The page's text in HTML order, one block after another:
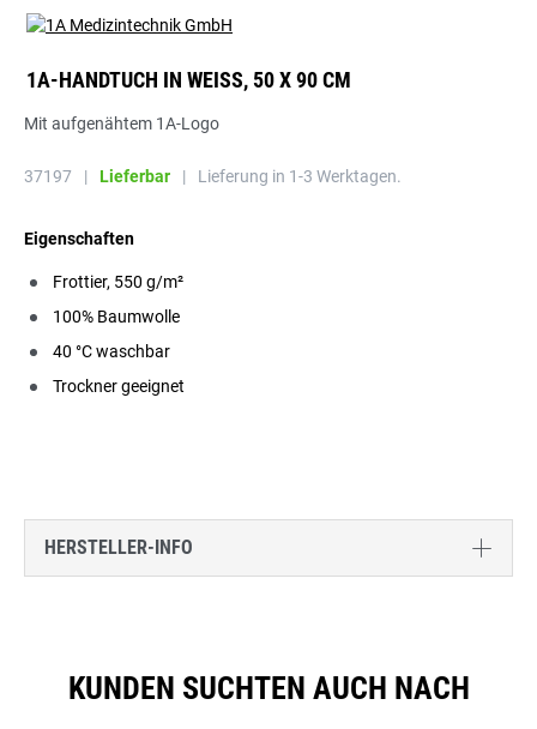
1A-HANDTUCH IN WEISS, 50 X 90 CM
Mit aufgenähtem 1A-Logo
37197 | Lieferbar | Lieferung in 1-3 Werktagen.
Eigenschaften
Frottier, 550 g/m²
100% Baumwolle
40 °C waschbar
Trockner geeignet
HERSTELLER-INFO
KUNDEN SUCHTEN AUCH NACH